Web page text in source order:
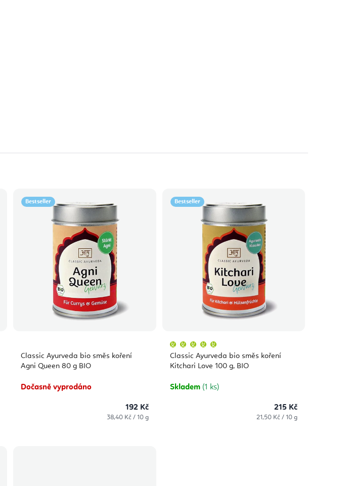
Bestseller
Classic Ayurveda bio směs koření
Agni Queen 80 g BIO
Dočasně vyprodáno
192 Kč
Měrná
38,40 Kč / 10 g
Bestseller
Classic Ayurveda bio směs koření
Kitchari Love 100 g, BIO
produktu
je
5,0
hvězdiček.
Skladem (1 ks)
215 Kč
Měrná
21,50 Kč / 10 g